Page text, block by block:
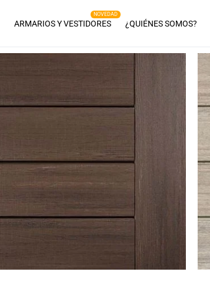
ARMARIOS Y VESTIDORES ¿QUIÉNES SOMOS?